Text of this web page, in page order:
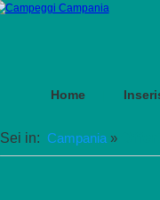
Home
Sei in: Campania»